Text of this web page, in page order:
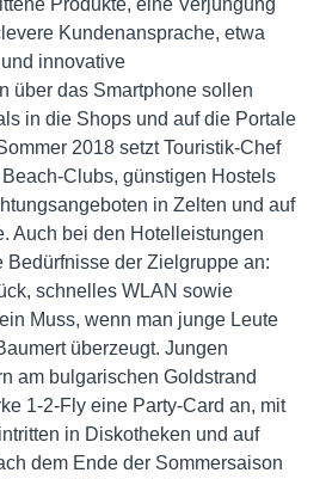
Produkte, eine Verjüngung
Kundenansprache, etwa
innovative
über das Smartphone sollen
in die Shops und auf die Portale
2018 setzt Touristik-Chef
Clubs, günstigen Hostels
in Zelten und auf
Auch bei den Hotelleistungen
Bedürfnisse der Zielgruppe an:
schnelles WLAN sowie
Muss, wenn man junge Leute
überzeugt. Jungen
am bulgarischen Goldstrand
1-2-Fly eine Party-Card an, mit
in Diskotheken und auf
dem Ende der Sommersaison